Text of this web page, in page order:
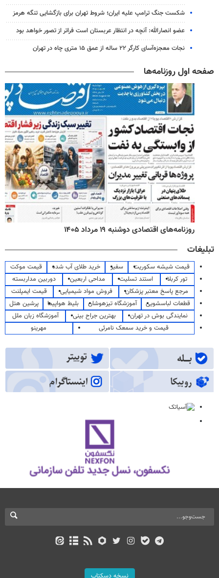
شکست جنگ ترامپ علیه ایران؛ شروط تهران برای بازگشایی تنگه هرمز
عضو انصارالله: آنچه در انتظار عربستان است فراتر از تصور خواهد بود
نجات معجزه‌آسای کارگر ۲۲ ساله از عمق ۱۵ متری چاه در تهران
صفحه اول روزنامه‌ها
روزنامه‌های اقتصادی دوشنبه ۱۹ مرداد ۱۴۰۵
تبلیغات
قیمت شیشه سکوریت سفیر خرید طلای آب شده
قیمت موکت
تور کربلا
استند تسلیت مداحی اربعین
دوربین مداربسته
مرجع پاسخ معتبر پزشکان
فروش مواد شیمیایی
قیمت ایمپلنت
قطعات لباسشویی
آموزشگاه تیزهوشان بلیط هواپیما
پرشین هتل
نمایندگی بوش در تهران
بهترین جراح بینی
آموزشگاه زبان ملل
قیمت و خرید سمعک نامرئی
مهرینو